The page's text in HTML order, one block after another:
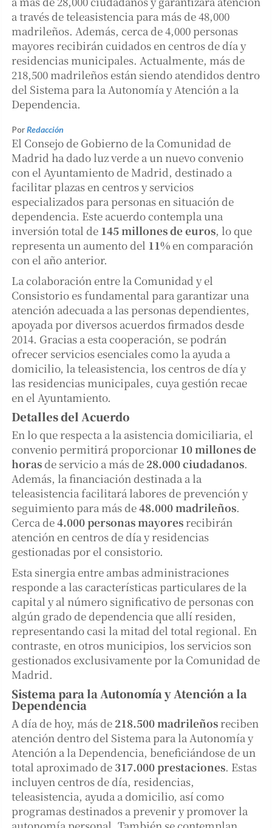
a través de teleasistencia para más de 48,000
madrileños. Además, cerca de 4,000 personas
mayores recibirán cuidados en centros de día y
residencias municipales. Actualmente, más de
218,500 madrileños están siendo atendidos dentro
del Sistema para la Autonomía y Atención a la
Dependencia.
PorRedacción
El Consejo de Gobierno de la Comunidad de
Madrid ha dado luz verde a un nuevo convenio
con el Ayuntamiento de Madrid, destinado a
facilitar plazas en centros y servicios
especializados para personas en situación de
dependencia. Este acuerdo contempla una
inversión total de 145 millones de euros, lo que
representa un aumento del 11%en comparación
con el año anterior.
La colaboración entre la Comunidad y el
Consistorio es fundamental para garantizar una
atención adecuada a las personas dependientes,
apoyada por diversos acuerdos firmados desde
2014. Gracias a esta cooperación, se podrán
ofrecer servicios esenciales como la ayuda a
domicilio, la teleasistencia, los centros de día y
las residencias municipales, cuya gestión recae
en el Ayuntamiento.
Detalles del Acuerdo
En lo que respecta a la asistencia domiciliaria, el
convenio permitirá proporcionar 10 millones de
horasde servicio a más de 28.000 ciudadanos.
Además, la financiación destinada a la
teleasistencia facilitará labores de prevención y
seguimiento para más de48.000 madrileños.
Cerca de4.000 personas mayores recibirán
atención en centros de día y residencias
gestionadas por el consistorio.
Esta sinergia entre ambas administraciones
responde a las características particulares de la
capital y al número significativo de personas con
algún grado de dependencia que allí residen,
representando casi la mitad del total regional. En
contraste, en otros municipios, los servicios son
gestionados exclusivamente por la Comunidad de
Madrid.
Sistema para la Autonomía y Atención a la
Dependencia
A día de hoy, más de 218.500 madrileños reciben
atención dentro del Sistema para la Autonomía y
Atención a la Dependencia, beneficiándose de un
total aproximado de 317.000 prestaciones. Estas
incluyen centros de día, residencias,
teleasistencia, ayuda a domicilio, así como
programas destinados a prevenir y promover la